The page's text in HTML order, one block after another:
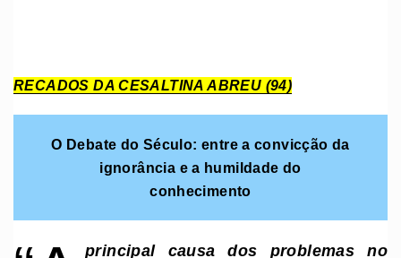
RECADOS DA CESALTINA ABREU (94)
O Debate do Século: entre a convicção da
ignorância e a humildade do
conhecimento
principal causa dos problemas no